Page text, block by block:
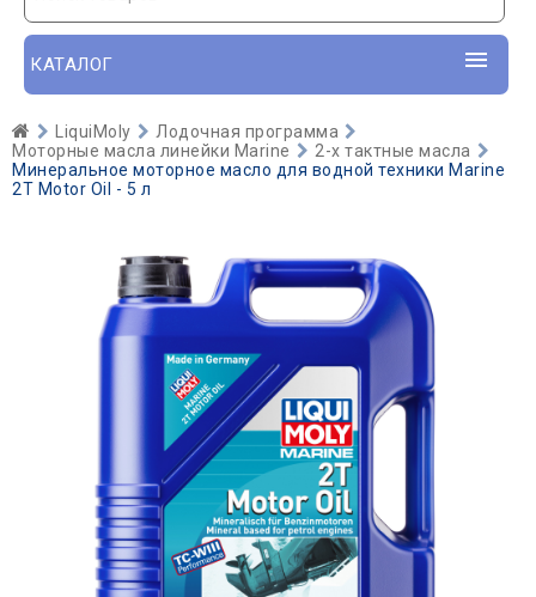
КАТАЛОГ
LiquiMoly
Лодочная программа
Моторные масла линейки Marine
2-х тактные масла
Минеральное моторное масло для водной техники Marine
2T Motor Oil - 5 л